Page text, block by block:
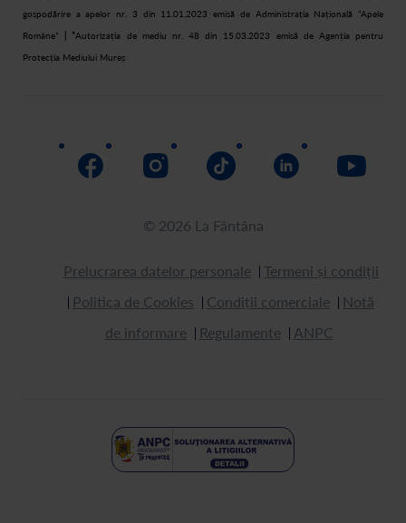
gospodărire a apelor nr. 3 din 11.01.2023 emisă de Administrația Națională “Apele
Române”
| *Autorizația de mediu nr. 48 din 15.03.2023 emisă de Agenția pentru
Protecția Mediului Mureș
© 2026 La Fântâna
Prelucrarea datelor personale
Termeni și condiții
Politica de Cookies
Condiții comerciale
Notă
de informare
Regulamente ANPC